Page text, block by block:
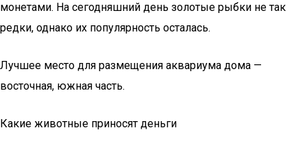
монетами. На сегодняшний день золотые рыбки не так
редки, однако их популярность осталась.
Лучшее место для размещения аквариума дома —
восточная, южная часть.
Какие животные приносят деньги